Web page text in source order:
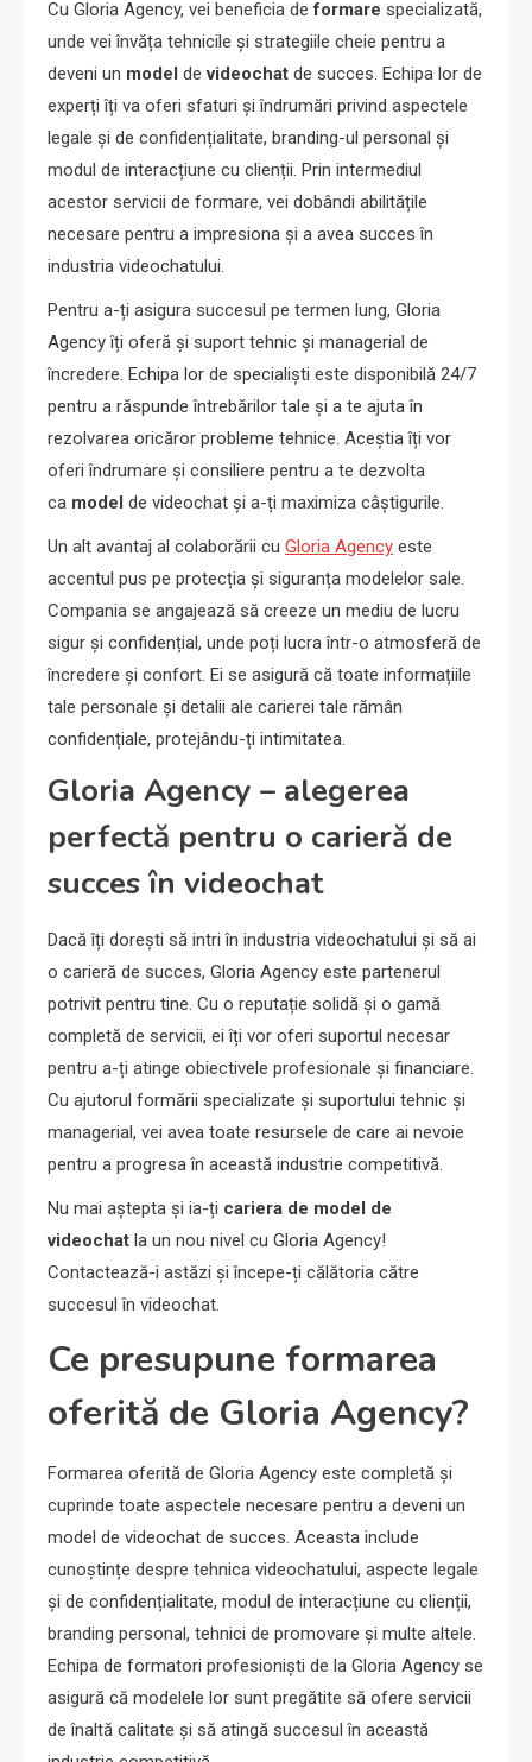
Cu Gloria Agency, vei beneficia deformare specializată,
unde vei învăța tehnicile și strategiile cheie pentru a
deveni un model devideochat de succes. Echipa lor de
experți îți va oferi sfaturi și îndrumări privind aspectele
legale și de confidențialitate, branding-ul personal și
modul de interacțiune cu clienții. Prin intermediul
acestor servicii de formare, vei dobândi abilitățile
necesare pentru a impresiona și a avea succes în
industria videochatului.
Pentru a-ți asigura succesul pe termen lung, Gloria
Agency îți oferă și suport tehnic și managerial de
încredere. Echipa lor de specialiști este disponibilă 24/7
pentru a răspunde întrebărilor tale și a te ajuta în
rezolvarea oricăror probleme tehnice. Aceștia îți vor
oferi îndrumare și consiliere pentru a te dezvolta
ca model de videochat și a-ți maximiza câștigurile.
Un alt avantaj al colaborării cu Gloria Agency este
accentul pus pe protecția și siguranța modelelor sale.
Compania se angajează să creeze un mediu de lucru
sigur și confidențial, unde poți lucra într-o atmosferă de
încredere și confort. Ei se asigură că toate informațiile
tale personale și detalii ale carierei tale rămân
confidențiale, protejându-ți intimitatea.
Gloria Agency – alegerea
perfectă pentru o carieră de
succes în videochat
Dacă îți dorești să intri în industria videochatului și să ai
o carieră de succes, Gloria Agency este partenerul
potrivit pentru tine. Cu o reputație solidă și o gamă
completă de servicii, ei îți vor oferi suportul necesar
pentru a-ți atinge obiectivele profesionale și financiare.
Cu ajutorul formării specializate și suportului tehnic și
managerial, vei avea toate resursele de care ai nevoie
pentru a progresa în această industrie competitivă.
Nu mai aștepta și ia-ți cariera de model de
videochat la un nou nivel cu Gloria Agency!
Contactează-i astăzi și începe-ți călătoria către
succesul în videochat.
Ce presupune formarea
oferită de Gloria Agency?
Formarea oferită de Gloria Agency este completă și
cuprinde toate aspectele necesare pentru a deveni un
model de videochat de succes. Aceasta include
cunoștințe despre tehnica videochatului, aspecte legale
și de confidențialitate, modul de interacțiune cu clienții,
branding personal, tehnici de promovare și multe altele.
Echipa de formatori profesioniști de la Gloria Agency se
asigură că modelele lor sunt pregătite să ofere servicii
de înaltă calitate și să atingă succesul în această